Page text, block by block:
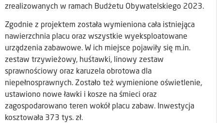
zrealizowanych w ramach Budżetu Obywatelskiego 2023.
Zgodnie z projektem została wymieniona cała istniejąca
nawierzchnia placu oraz wszystkie wyeksploatowane
urządzenia zabawowe. W ich miejsce pojawiły się m.in.
zestaw trzywieżowy, huśtawki, linowy zestaw
sprawnościowy oraz karuzela obrotowa dla
niepełnosprawnych. Zostało też wymienione oświetlenie,
ustawiono nowe ławki i kosze na śmieci oraz
zagospodarowano teren wokół placu zabaw. Inwestycja
kosztowała 373 tys. zł.